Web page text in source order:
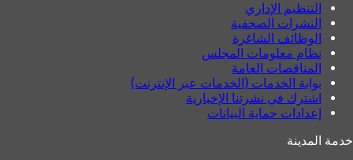
التنظيم الإداري
النشرات الصحفية
الوظائف الشاغرة
نظام معلومات المجلس
المناقصات العامة
بوابة الخدمات (الخدمات عبر الإنترنت)
اشترك في نشرتنا الإخبارية
إعدادات حماية البيانات
خدمة المدينة